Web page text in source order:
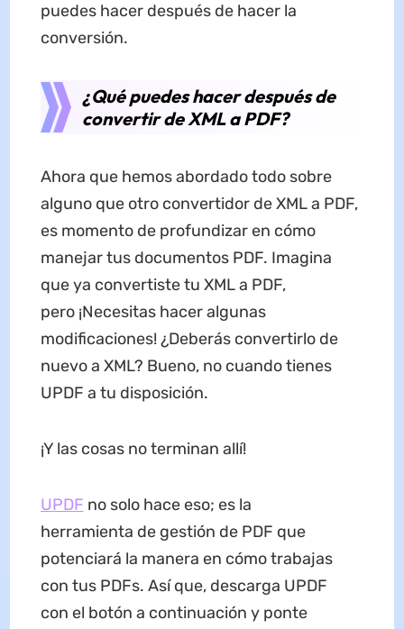
puedes hacer después de hacer la
conversión.
¿Qué puedes hacer después de
convertir de XML a PDF?
Ahora que hemos abordado todo sobre
alguno que otro convertidor de XML a PDF,
es momento de profundizar en cómo
manejar tus documentos PDF. Imagina
que ya convertiste tu XML a PDF,
pero ¡Necesitas hacer algunas
modificaciones! ¿Deberás convertirlo de
nuevo a XML? Bueno, no cuando tienes
UPDF a tu disposición.
¡Y las cosas no terminan allí!
UPDF no solo hace eso; es la
herramienta de gestión de PDF que
potenciará la manera en cómo trabajas
con tus PDFs. Así que, descarga UPDF
con el botón a continuación y ponte